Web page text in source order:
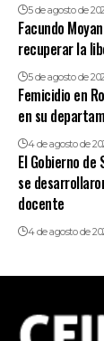
5 de agosto de
Facundo
recuperar la
5 de agosto de
Femicidio en
en su
4 de agosto de
El Gobierno
se
docente
4 de agosto de